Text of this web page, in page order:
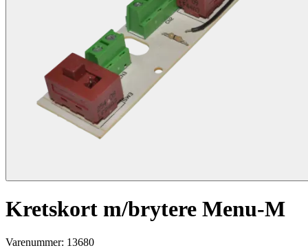
Kretskort m/brytere Menu-M
Varenummer: 13680